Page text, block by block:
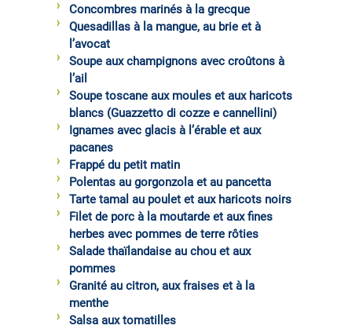
Concombres marinés à la grecque
Quesadillas à la mangue, au brie et à
l’avocat
Soupe aux champignons avec croûtons à
l’ail
Soupe toscane aux moules et aux haricots
blancs (Guazzetto di cozze e cannellini)
Ignames avec glacis à l’érable et aux
pacanes
Frappé du petit matin
Polentas au gorgonzola et au pancetta
Tarte tamal au poulet et aux haricots noirs
Filet de porc à la moutarde et aux fines
herbes avec pommes de terre rôties
Salade thaïlandaise au chou et aux
pommes
Granité au citron, aux fraises et à la
menthe
Salsa aux tomatilles